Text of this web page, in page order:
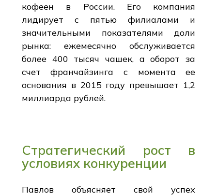
кофеен в России. Его компания
лидирует с пятью филиалами и
значительными показателями доли
рынка: ежемесячно обслуживается
более 400 тысяч чашек, а оборот за
счет франчайзинга с момента ее
основания в 2015 году превышает 1,2
миллиарда рублей.
Стратегический рост в
условиях конкуренции
Павлов объясняет свой успех